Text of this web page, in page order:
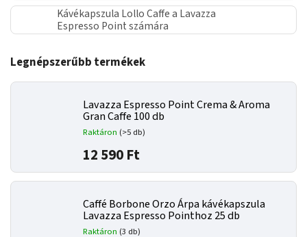
Kávékapszula Lollo Caffe a Lavazza
Espresso Point számára
Legnépszerűbb termékek
Lavazza Espresso Point Crema & Aroma
Gran Caffe 100 db
Raktáron (>5 db)
12 590 Ft
Caffé Borbone Orzo Árpa kávékapszula
Lavazza Espresso Pointhoz 25 db
Raktáron (3 db)